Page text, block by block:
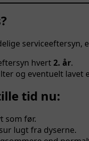
serviceeftersyn,
hvert2. år.
og eventuelt
tid nu:
som før.
lugt fra dyserne.